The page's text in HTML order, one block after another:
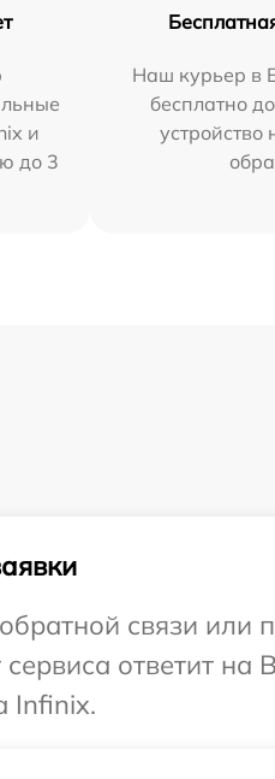
и
до 3
Наш курьер в
бесплатно
устройство
связи или
ответит
Infinix.